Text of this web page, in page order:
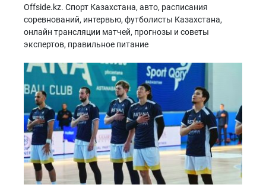
Offside.kz. Спорт Казахстана, авто, расписания
соревнований, интервью, футболисты Казахстана,
онлайн трансляции матчей, прогнозы и советы
экспертов, правильное питание